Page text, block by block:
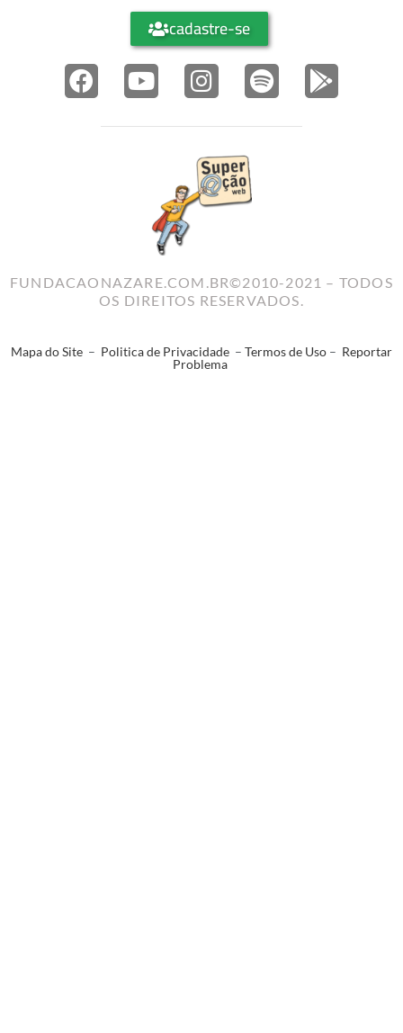
cadastre-se
FUNDACAONAZARE.COM.BR©2010-2021 – TODOS
OS DIREITOS RESERVADOS.
Mapa do Site – Politica de Privacidade – Termos de Uso – Reportar
Problema